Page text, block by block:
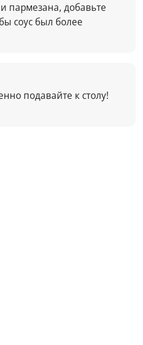
пармезана, добавьте
соус был более
подавайте к столу!